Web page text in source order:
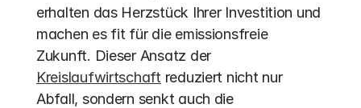
erhalten das Herzstück Ihrer Investition und
machen es fit für die emissionsfreie
Zukunft. Dieser Ansatz der
Kreislaufwirtschaft reduziert nicht nur
Abfall, sondern senkt auch die